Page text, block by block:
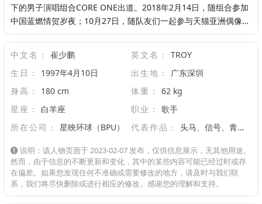
下的男子演唱组合CORE ONE出道。2018年2月14日，随组合参加
中国蓝燃情贺岁夜；10月27日，随队友们一起参与天猫亚洲偶像嘉
中文名：
崔少鹏 英文名：
TROY
生日：
1997年4月10日 出生地：
广东深圳
身高：
180 cm 体重：
62 kg
星座：
白羊座 职业：
歌手
所在公司：
星映环球（BPU） 代表作品： 头马、信号、青春有你
说明：该人物页面于 2023-02-07 发布，仅供信息展示，无其他用途。
然而，由于信息的不断更新和变化，其中的某些内容可能已经过时或存
在偏差。如果您发现任何不准确或需要修改的地方，请及时与我们联
系，我们将尽快删除或进行相应的修改。感谢您的理解和支持。